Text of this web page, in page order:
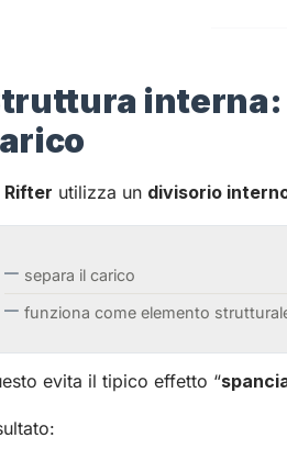
interna:
Rifter utilizza un divisorio
separa il carico
funziona come elemento
evita il tipico effetto “